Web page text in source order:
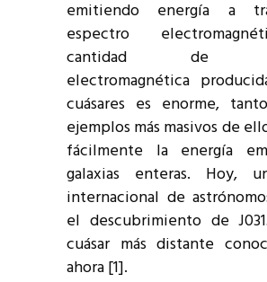
emitiendo energía a
espectro
cantidad de
electromagnética
cuásares es enorme,
ejemplos más masivos de
fácilmente la energía
galaxias enteras. Hoy,
internacional de
el descubrimiento de
cuásar más distante
ahora [1].